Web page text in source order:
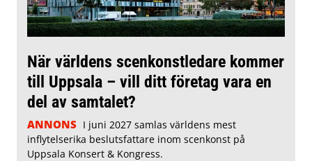
När världens scenkonstledare kommer
till Uppsala – vill ditt företag vara en
del av samtalet?
ANNONS I juni 2027 samlas världens mest
inflytelserika beslutsfattare inom scenkonst på
Uppsala Konsert & Kongress.